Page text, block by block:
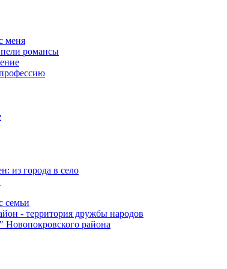
меня
романсы
из города в село
семьи
- территория дружбы народов
района